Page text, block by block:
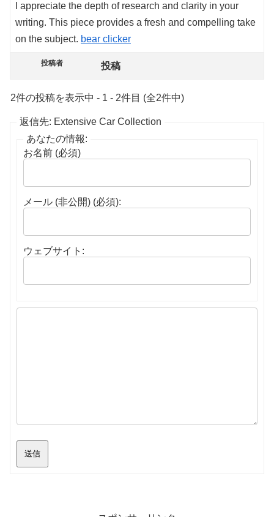
I appreciate the depth of research and clarity in your
writing. This piece provides a fresh and compelling take
on the subject. bear clicker
投稿者 投稿
2件の投稿を表示中 - 1 - 2件目 (全2件中)
返信先: Extensive Car Collection
あなたの情報:
お名前 (必須)
メール (非公開) (必須):
ウェブサイト:
送信